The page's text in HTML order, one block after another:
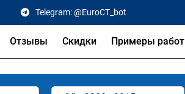
Telegram: @EuroCT_bot
Отзывы Скидки Примеры работ